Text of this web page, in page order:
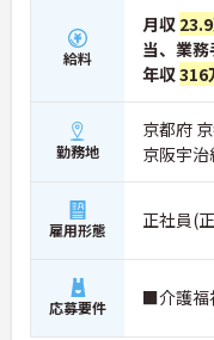
・日本生命グループを
で、100施設以上を運
ります
円の手当が加算される
・介護福祉士国家試験
対策・ケアマネジャー
を自社開講しており、
ります
【残業月4.3時間、給与
職場です】
・賞与年2回・定期昇給
宅手当など各種手当が充
給料
月収
当、業
年収316
勤務地
京都府
京阪宇
雇用形態 正社員(
応募要件 ■介護福